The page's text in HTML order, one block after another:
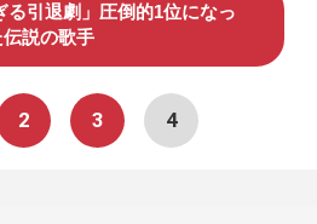
る引退劇」圧倒的1位になっ
伝説の歌手
2 3 4